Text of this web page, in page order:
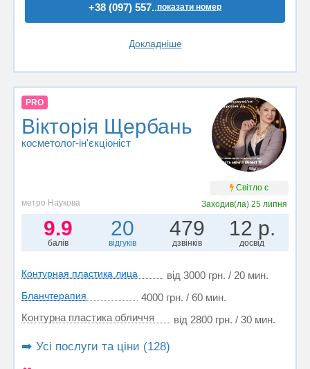
+38 (097) 557..показати номер
Докладніше
PRO
Вікторія Щербань
косметолог-ін'єкціоніст
Світло є
метро Наукова
Заходив(ла) 25 липня
9.9
балів
20
відгуків
479
дзвінків
12 р.
досвід
Контурная пластика лица від 3000 грн. / 20 мин.
Бланчтерапия
4000 грн. / 60 мин.
Контурна пластика обличчя
від 2800 грн. / 30 мин.
➡️ Усі послуги та ціни (128)